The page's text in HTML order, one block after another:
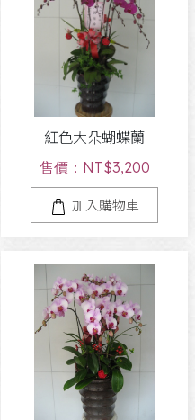
紅色大朵蝴蝶蘭
售價：NT$3,200
加入購物車